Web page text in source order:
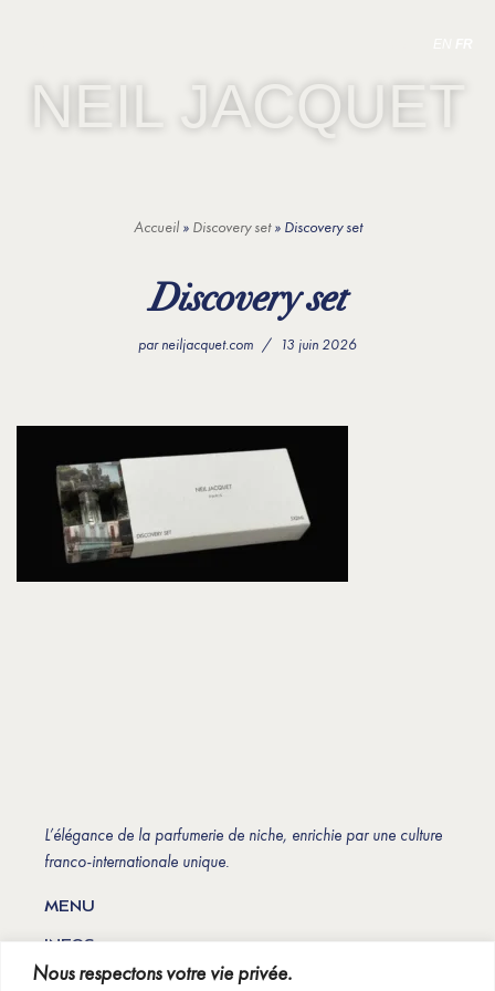
Nous respectons votre vie privée.
contenu
NEIL JACQUET
Accueil» Discovery set» Discovery set
Discovery set
par neiljacquet.com 13 juin 2026
L’élégance de la parfumerie de niche, enrichie par une culture
franco-internationale unique.
MENU
INFOS
INSCRIPTION À NOTRE NEWSLETTER